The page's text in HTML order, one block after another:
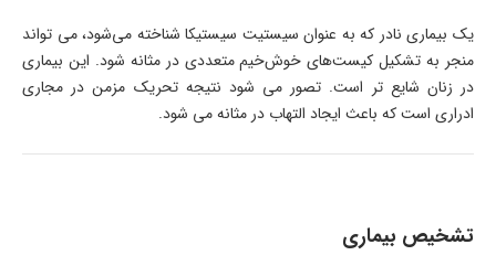
یک بیماری نادر که به عنوان سیستیت سیستیکا شناخته می‌شود، می تواند
منجر به تشکیل کیست‌های خوش‌خیم متعددی در مثانه شود. این بیماری
در زنان شایع ‌تر است. تصور می شود نتیجه تحریک مزمن در مجاری
ادراری است که باعث ایجاد التهاب در مثانه می شود.
تشخیص بیماری